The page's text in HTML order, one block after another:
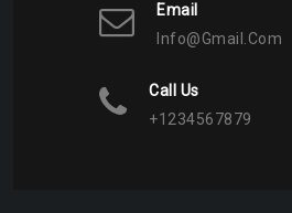
Email
Info@gmail.com
Call Us
+1234567879